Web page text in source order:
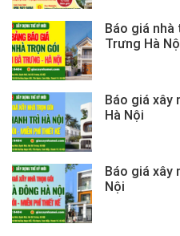
Báo giá nhà
Trưng Hà
Báo giá xây
Hà Nội
Báo giá xây
Nội